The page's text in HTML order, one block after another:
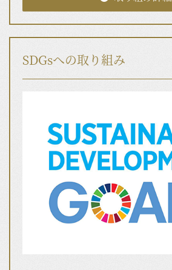
SDGsへの取り組み